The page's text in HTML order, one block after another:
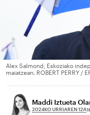
Alex Salmond, Eskoziako
maiatzean. ROBERT PERRY /
Maddi Iztueta
2024KO URRIAREN 12A